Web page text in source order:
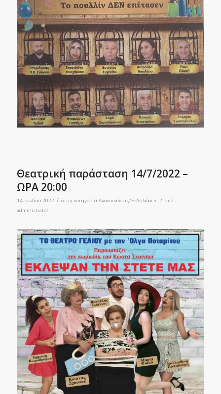
Θεατρική παράσταση 14/7/2022 –
ΩΡΑ 20:00
14 Ιουλίου 2022 / στην κατηγορία Ανακοινώσεις/Εκδηλώσεις / από
administrator